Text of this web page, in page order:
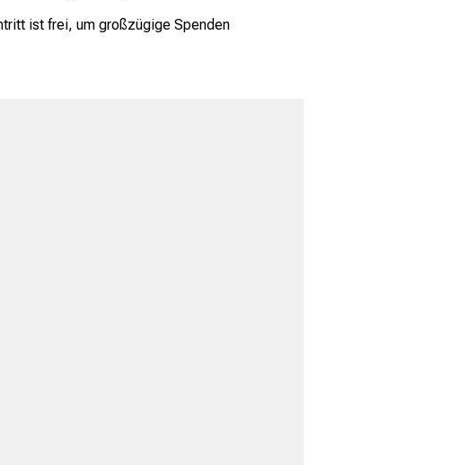
ist frei, um großzügige Spenden